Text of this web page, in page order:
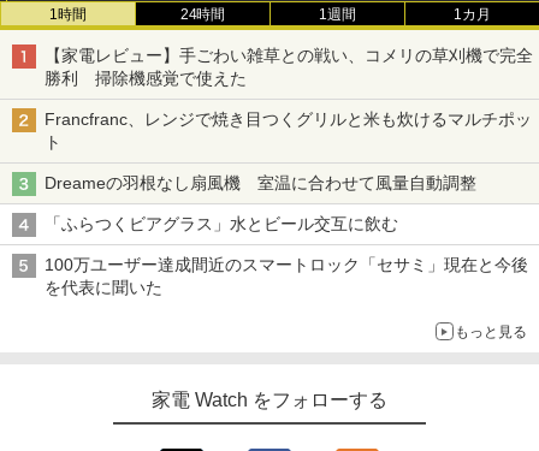
1時間 24時間 1週間 1カ月
【家電レビュー】手ごわい雑草との戦い、コメリの草刈機で完全
勝利 掃除機感覚で使えた
Francfranc、レンジで焼き目つくグリルと米も炊けるマルチポッ
ト
Dreameの羽根なし扇風機 室温に合わせて風量自動調整
「ふらつくビアグラス」水とビール交互に飲む
100万ユーザー達成間近のスマートロック「セサミ」現在と今後
を代表に聞いた
もっと見る
家電 Watch をフォローする